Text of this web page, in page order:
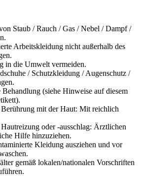
Staub / Rauch / Gas / Nebel / Dampf /
Arbeitskleidung nicht außerhalb des
in die Umwelt vermeiden.
/ Schutzkleidung / Augenschutz /
Behandlung (siehe Hinweise auf diesem
mit der Haut: Mit reichlich
oder -ausschlag: Ärztlichen
Hilfe hinzuziehen.
Kleidung ausziehen und vor
gemäß lokalen/nationalen Vorschriften